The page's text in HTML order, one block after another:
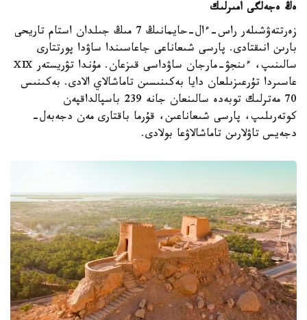
ەڭ ەجەلگى امىرلىك
زەرتتەۋشىلەر راس-ءال-حايمانىڭ 7 مىڭ جىلدان استام تاريحى
بارىن انىقتادى. پارسى شىعاناعى جاعاسىندا ساۋدا پورتتارى
سالىنىپ، ءىنجۋ-مارجان ساۋداسى قىزعان. مۇندا تۋريستەر ⅩⅨ
عاسىردا تۇرعىزىلعان دايا بەكىنىسىن تاماشالاي الادى. بەكىنىس
70 مەترلىك توبەدە سالىنعان جانە 239 باسپالداقپەن
كوتەرىلىپ، پارسى شىعاناعىن، قۇرما باقتارى مەن دجەبەل-
دجەيس تاۋلارىن تاماشالاۋعا بولادى.